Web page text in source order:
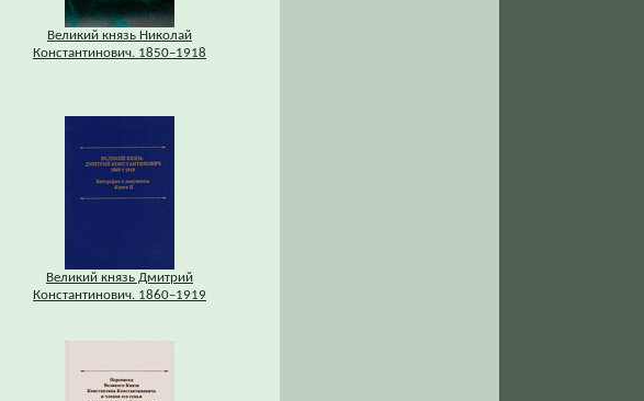
Великий князь Николай
Константинович. 1850–1918
Великий князь Дмитрий
Константинович. 1860–1919